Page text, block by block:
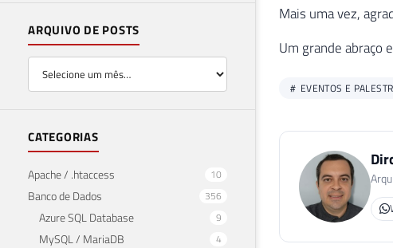
ARQUIVO DE POSTS
CATEGORIAS
Apache / .htaccess 10
Banco de Dados 356
Azure SQL Database 9
MySQL / MariaDB 4
Mais uma vez,
Um grande abraço
EVENTOS E